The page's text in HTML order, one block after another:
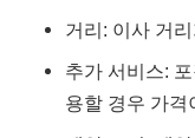
거리: 이사 거
추가 서비스:
용할 경우 가격